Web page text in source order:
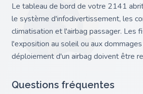
Le tableau de bord de votre 2141
le système d'infodivertissement, les
climatisation et l'airbag passager. Les
l'exposition au soleil ou aux
déploiement d'un airbag doivent être
Questions fréquentes